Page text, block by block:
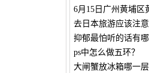
6月15日广州黄埔区
去日本旅游应该注意
抑郁最怕听的话有哪
ps中怎么做五环？
大闸蟹放冰箱哪一